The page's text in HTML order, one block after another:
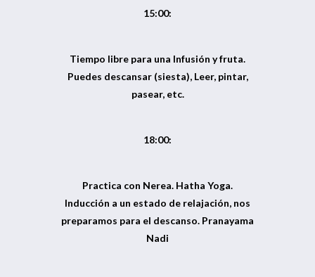
15:00:
Tiempo libre para una Infusión y fruta.
Puedes descansar (siesta), Leer, pintar,
pasear, etc.
18:00:
Practica con Nerea. Hatha Yoga.
Inducción a un estado de relajación, nos
preparamos para el descanso. Pranayama
Nadi